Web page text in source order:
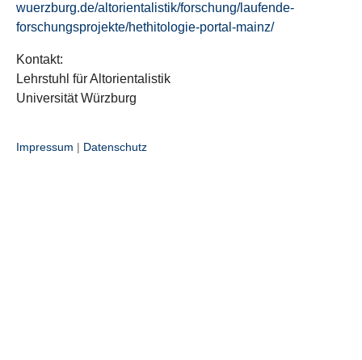
wuerzburg.de/altorientalistik/forschung/laufende-
forschungsprojekte/hethitologie-portal-mainz/
Kontakt:
Lehrstuhl für Altorientalistik
Universität Würzburg
Impressum | Datenschutz